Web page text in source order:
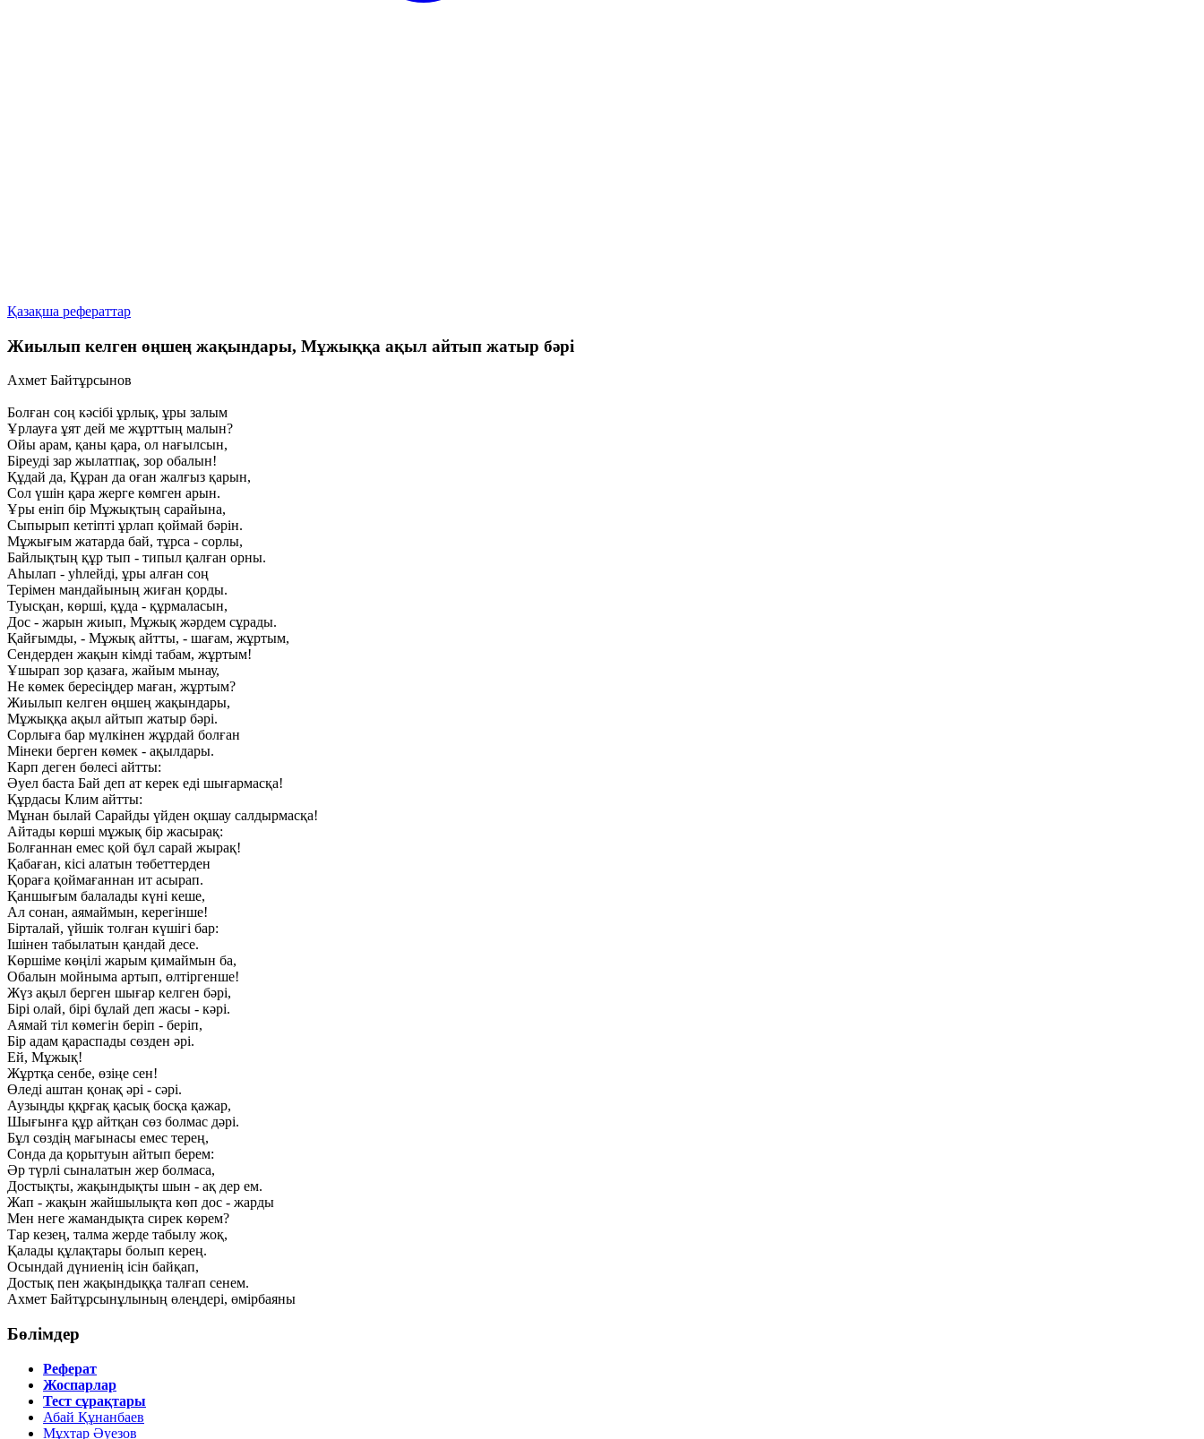
Қазақша рефераттар
Жиылып келген өңшең жақындары, Мұжыққа ақыл айтып жатыр бәрі
Ахмет Байтұрсынов
Болған соң кәсібі ұрлық, ұры залым
Ұрлауға ұят дей ме жұрттың малын?
Ойы арам, қаны қара, ол нағылсын,
Біреуді зар жылатпақ, зор обалын!
Құдай да, Құран да оған жалғыз қарын,
Сол үшін қара жерге көмген арын.
Ұры еніп бір Мұжықтың сарайына,
Сыпырып кетіпті ұрлап қоймай бәрін.
Мұжығым жатарда бай, тұрса - сорлы,
Байлықтың құр тып - типыл қалған орны.
Аһылап - уһлейді, ұры алған соң
Терімен мандайының жиған қорды.
Туысқан, көрші, құда - құрмаласын,
Дос - жарын жиып, Мұжық жәрдем сұрады.
Қайғымды, - Мұжық айтты, - шағам, жұртым,
Сендерден жақын кімді табам, жұртым!
Ұшырап зор қазаға, жайым мынау,
Не көмек бересіңдер маған, жұртым?
Жиылып келген өңшең жақындары,
Мұжыққа ақыл айтып жатыр бәрі.
Сорлыға бар мүлкінен жұрдай болған
Мінеки берген көмек - ақылдары.
Карп деген бөлесі айтты:
Әуел баста Бай деп ат керек еді шығармасқа!
Құрдасы Клим айтты:
Мұнан былай Сарайды үйден оқшау салдырмасқа!
Айтады көрші мұжық бір жасырақ:
Болғаннан емес қой бұл сарай жырақ!
Қабаған, кісі алатын төбеттерден
Қораға қоймағаннан ит асырап.
Қаншығым балалады күні кеше,
Ал сонан, аямаймын, керегінше!
Бірталай, үйшік толған күшігі бар:
Ішінен табылатын қандай десе.
Көршіме көңілі жарым қимаймын ба,
Обалын мойныма артып, өлтіргенше!
Жүз ақыл берген шығар келген бәрі,
Бірі олай, бірі бұлай деп жасы - кәрі.
Аямай тіл көмегін беріп - беріп,
Бір адам қараспады сөзден әрі.
Ей, Мұжық!
Жұртқа сенбе, өзіңе сен!
Өледі аштан қонақ әрі - сәрі.
Аузыңды ққрғақ қасық босқа қажар,
Шығынға құр айтқан сөз болмас дәрі.
Бұл сөздің мағынасы емес терең,
Сонда да қорытуын айтып берем:
Әр түрлі сыналатын жер болмаса,
Достықты, жақындықты шын - ақ дер ем.
Жап - жақын жайшылықта көп дос - жарды
Мен неге жамандықта сирек көрем?
Тар кезең, талма жерде табылу жоқ,
Қалады құлақтары болып керең.
Осындай дүниенің ісін байқап,
Достық пен жақындыққа талғап сенем.
Ахмет Байтұрсынұлының өлеңдері, өмірбаяны
Бөлімдер
Реферат
Жоспарлар
Тест сұрақтары
Абай Құнанбаев
Мұхтар Әуезов